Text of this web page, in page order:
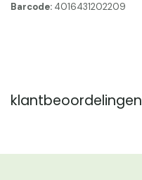
Barcode: 4016431202209
klantbeoordelingen